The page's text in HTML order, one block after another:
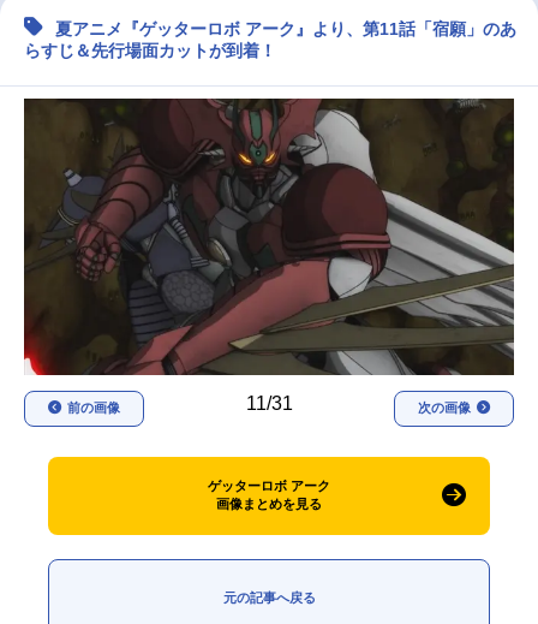
マンガ・ラノベ ゲーム・アプリ
配信・Vtuber トレンド
最新記事一覧
アニメ記事一覧 声優記事一覧
アニメ映画一覧 実写化映画一覧
今期アニメ曜日別一覧
春アニメ
秋アニメ 冬アニメ
FOLLOW US
夏アニメ『ゲッターロボ アーク』より、第11話「宿願」のあ
らすじ＆先行場面カットが到着！
11/31
前の画像 次の画像
ゲッターロボ アーク
画像まとめを見る
元の記事へ戻る